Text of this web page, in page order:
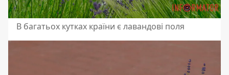
В багатьох кутках країни є лавандові поля